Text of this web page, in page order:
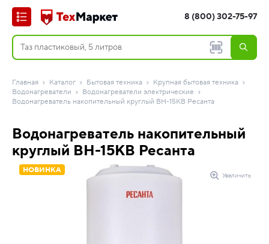
8 (800) 302-75-97
Главная Каталог Бытовая техника
Крупная бытовая техника
Водонагреватели
Водонагреватели электрические
Водонагреватель накопительный круглый ВН-15КВ Ресанта
Водонагреватель накопительный
круглый ВН-15КВ Ресанта
НОВИНКА
Увеличить